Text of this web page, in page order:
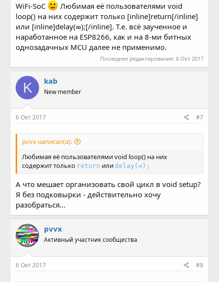
WiFi-SoC
Любимая её пользователями void
loop() на них содержит только [inline]return[/inline]
или [inline]delay(∞);[/inline]. Т.е. всё заученное и
наработанное на ESP8266, как и на 8-ми битных
однозадачных MCU далее не применимо.
Последнее редактирование: 6 Окт 2017
K kab
New member
6 Окт 2017 #7
pvvx написал(а):
Любимая её пользователями void loop() на них
содержит только return илиdelay(∞);
А что мешает организовать свой цикл в void setup?
Я без подковырки - действительно хочу
разобраться...
pvvx
Активный участник сообщества
6 Окт 2017 #8